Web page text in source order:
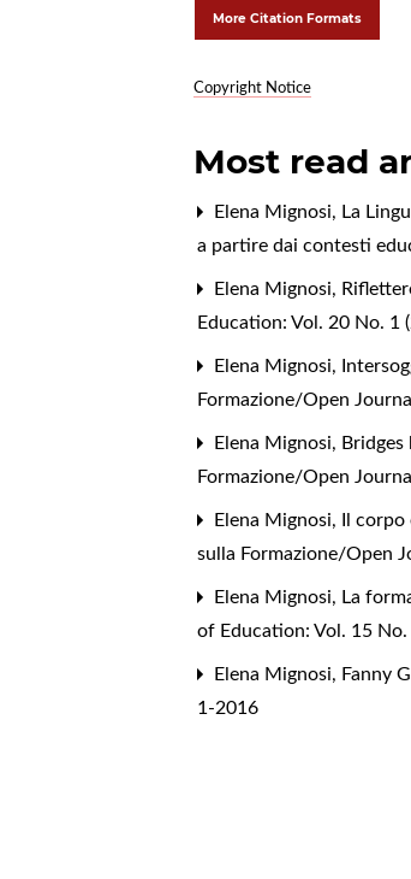
More Citation Formats
Copyright Notice
Most read
Elena Mignosi, La
a partire dai contesti
Elena Mignosi,
Education: Vol. 20 No. 1
Elena Mignosi,
Formazione/Open
Elena Mignosi,
Formazione/Open
Elena Mignosi, Il
sulla Formazione/Open
Elena Mignosi, La
of Education: Vol. 15
Elena Mignosi, Fanny
1-2016